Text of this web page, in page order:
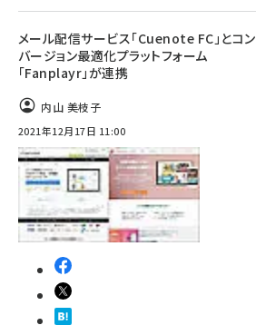
メール配信サービス「Cuenote FC」とコン
バージョン最適化プラットフォーム
「Fanplayr」が連携
内山 美枝子
2021年12月17日 11:00